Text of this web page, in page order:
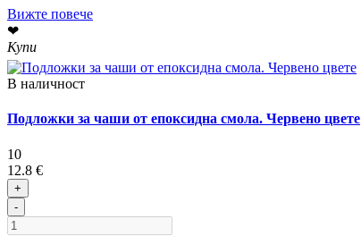
Вижте повече
❤
Купи
В наличност
Подложки за чаши от епоксидна смола. Червено цвете
10
12.8 €
+
-